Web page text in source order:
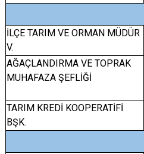
İLÇE TARIM VE ORMAN MÜDÜR
V.
AĞAÇLANDIRMA VE TOPRAK
MUHAFAZA ŞEFLİĞİ
TARIM KREDİ KOOPERATİFİ
BŞK.